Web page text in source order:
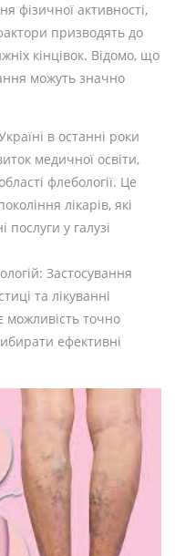
фізичної активності,
призводять до
кінцівок. Відомо, що
можуть значно
в останні роки
медичної освіти,
флебології. Це
лікарів, які
послуги у галузі
Застосування
та лікуванні
можливість точно
ефективні